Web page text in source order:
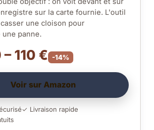
sur la carte fournie. L'outil
une cloison pour
panne.
110 € -14%
Voir sur Amazon
✓ Livraison rapide